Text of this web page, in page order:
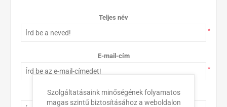
Teljes név
*
E-mail-cím
*
Érdeklődés
Szolgáltatásaink minőségének folyamatos
magas szintű biztosításához a weboldalon